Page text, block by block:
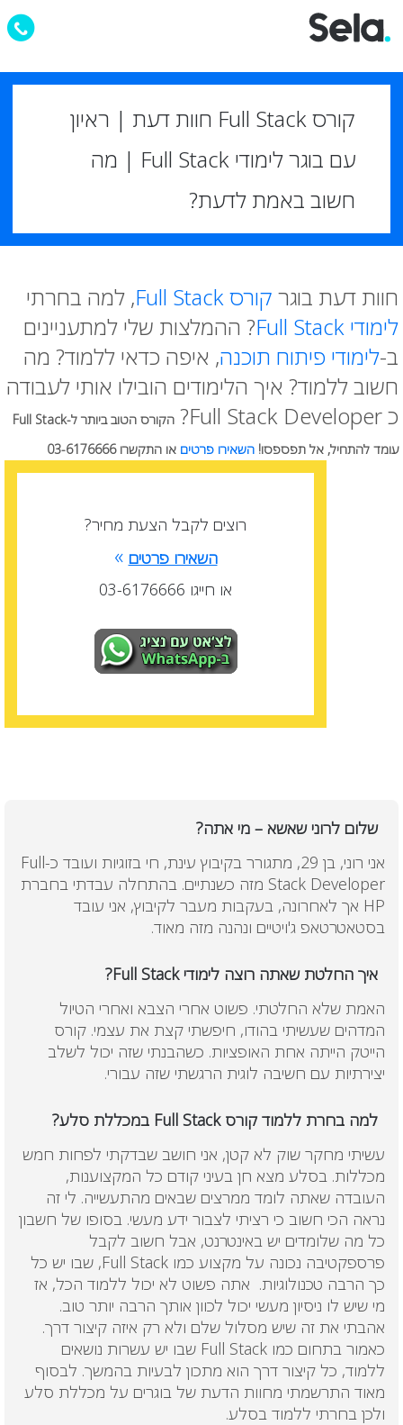
קורס Full Stack חוות דעת | ראיון
עם בוגר לימודי Full Stack | מה
חשוב באמת לדעת?
חוות דעת בוגר קורס Full Stack
, למה בחרתי
לימודי Full Stack
? ההמלצות שלי למתעניינים
ב-לימודי פיתוח תוכנה, איפה כדאי ללמוד? מה
חשוב ללמוד? איך הלימודים הובילו אותי לעבודה
כ Full Stack Developer?
הקורס הטוב ביותר ל-Full Stack
עומד להתחיל, אל תפספסו! השאירו פרטים או התקשרו 03-6176666
שלום לרוני שאשא – מי אתה?
אני רוני, בן 29, מתגורר בקיבוץ עינת, חי בזוגיות ועובד כ-Full
Stack Developer מזה כשנתיים. בהתחלה עבדתי בחברת
HP אך לאחרונה, בעקבות מעבר לקיבוץ, אני עובד
בסטאטרטאפ ג'ויטיים ונהנה מזה מאוד.
איך החלטת שאתה רוצה לימודי Full Stack?
האמת שלא החלטתי. פשוט אחרי הצבא ואחרי הטיול
המדהים שעשיתי בהודו, חיפשתי קצת את עצמי. קורס
הייטק הייתה אחת האופציות. כשהבנתי שזה יכול לשלב
יצירתיות עם חשיבה לוגית הרגשתי שזה עבורי.
למה בחרת ללמוד קורס Full Stack במכללת סלע?
עשיתי מחקר שוק לא קטן, אני חושב שבדקתי לפחות חמש
מכללות. בסלע מצא חן בעיני קודם כל המקצוענות,
העובדה שאתה לומד ממרצים שבאים מהתעשייה. לי זה
נראה הכי חשוב כי רציתי לצבור ידע מעשי. בסופו של חשבון
כל מה שלומדים יש באינטרנט, אבל חשוב לקבל
פרספקטיבה נכונה על מקצוע כמו Full Stack, שבו יש כל
כך הרבה טכנולוגיות. אתה פשוט לא יכול ללמוד הכל, אז
מי שיש לו ניסיון מעשי יכול לכוון אותך הרבה יותר טוב.
אהבתי את זה שיש מסלול שלם ולא רק איזה קיצור דרך.
כאמור בתחום כמו Full Stack שבו יש עשרות נושאים
ללמוד, כל קיצור דרך הוא מתכון לבעיות בהמשך. לבסוף
מאוד התרשמתי מחוות הדעת של בוגרים על מכללת סלע
ולכן בחרתי ללמוד בסלע.
רוצים לקבל הצעת מחיר?
השאירו פרטים »
או חייגו 03-6176666